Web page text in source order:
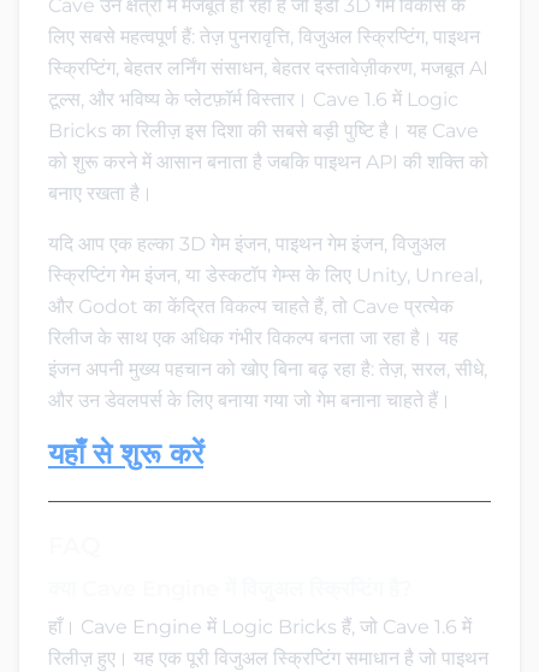
Cave उन क्षेत्रों में मजबूत हो रहा है जो इंडी 3D गेम विकास के
लिए सबसे महत्वपूर्ण हैं: तेज़ पुनरावृत्ति, विजुअल स्क्रिप्टिंग, पाइथन
स्क्रिप्टिंग, बेहतर लर्निंग संसाधन, बेहतर दस्तावेज़ीकरण, मजबूत AI
टूल्स, और भविष्य के प्लेटफ़ॉर्म विस्तार। Cave 1.6 में Logic
Bricks का रिलीज़ इस दिशा की सबसे बड़ी पुष्टि है। यह Cave
को शुरू करने में आसान बनाता है जबकि पाइथन API की शक्ति को
बनाए रखता है।
यदि आप एक हल्का 3D गेम इंजन, पाइथन गेम इंजन, विजुअल
स्क्रिप्टिंग गेम इंजन, या डेस्कटॉप गेम्स के लिए Unity, Unreal,
और Godot का केंद्रित विकल्प चाहते हैं, तो Cave प्रत्येक
रिलीज के साथ एक अधिक गंभीर विकल्प बनता जा रहा है। यह
इंजन अपनी मुख्य पहचान को खोए बिना बढ़ रहा है: तेज़, सरल, सीधे,
और उन डेवलपर्स के लिए बनाया गया जो गेम बनाना चाहते हैं।
यहाँ से शुरू करें
हाँ। Cave Engine में Logic Bricks हैं, जो Cave 1.6 में
रिलीज़ हुए। यह एक पूरी विजुअल स्क्रिप्टिंग समाधान है जो पाइथन